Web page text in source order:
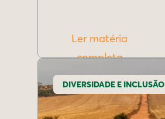
Ler matéria
completa
DIVERSIDADE E INCLUSÃO